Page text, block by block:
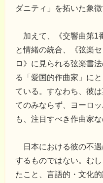
ダニティ」を拓いた象徴
加えて、《交響曲第1
と情緒の統合、《弦楽
ロ》に見られる弦楽書
る「愛国的作曲家」に
ている。すなわち、彼
てのみならず、ヨーロ
も、注目すべき作曲家な
日本における彼の不遇
するものではない。む
たこと、言語的・文化